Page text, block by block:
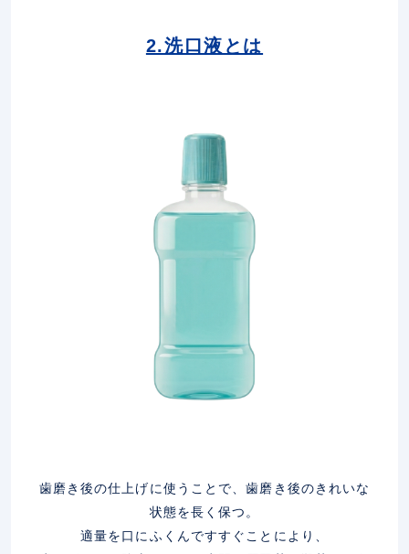
2.洗口液とは
歯磨き後の仕上げに使うことで、歯磨き後のきれいな
状態を長く保つ。
適量を口にふくんですすぐことにより、